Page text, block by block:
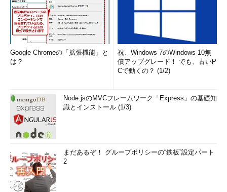
Google Chromeの「拡張機能」と
は？
祝、Windows 7のWindows 10無
償アップグレード！ でも、古いP
Cで動くの？ (1/2)
Node.jsのMVCフレームワーク「Express」の基礎知
識とインストール (1/3)
まだあるぞ！ グループポリシーの“鉄板”設定パート
2